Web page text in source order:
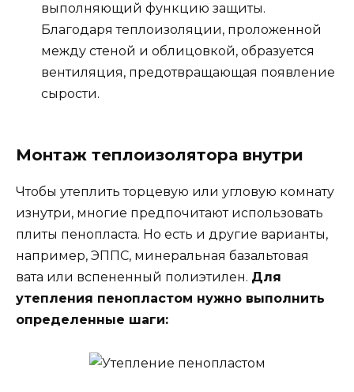
выполняющий функцию защиты.
Благодаря теплоизоляции, проложенной
между стеной и облицовкой, образуется
вентиляция, предотвращающая появление
сырости.
Монтаж теплоизолятора внутри
Чтобы утеплить торцевую или угловую комнату
изнутри, многие предпочитают использовать
плиты пенопласта. Но есть и другие варианты,
например, ЭППС, минеральная базальтовая
вата или вспененный полиэтилен. Для
утепления пенопластом нужно выполнить
определенные шаги: